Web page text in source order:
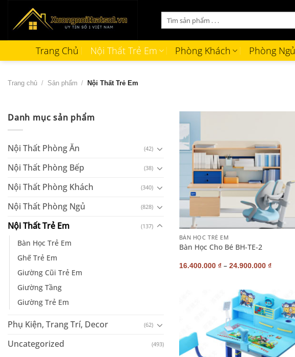
Tìm
kiếm:
Trang Chủ Nội Thất Trẻ Em Phòng Khách Phòng Ngủ
Trang chủ / Sản phẩm / Nội Thất Trẻ Em
Danh mục sản phẩm
Nội Thất Phòng Ăn (42)
Nội Thất Phòng Bếp (38)
Nội Thất Phòng Khách (340)
Nội Thất Phòng Ngủ (828)
Nội Thất Trẻ Em (137)
Bàn Học Trẻ Em
Ghế Trẻ Em
Giường Cũi Trẻ Em
Giường Tầng
Giường Trẻ Em
Phụ Kiện, Trang Trí, Decor (62)
Uncategorized (493)
+
BÀN HỌC TRẺ EM
Bàn Học Cho Bé BH-TE-2
16.400.000 ₫– 24.900.000 ₫